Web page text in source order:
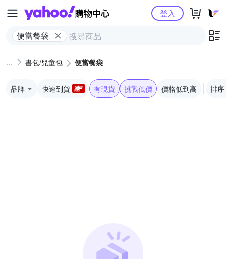
Yahoo購物中心
便當餐袋
登入
書包/兒童包 便當餐袋
品牌 快速到貨 有現貨 挑戰低價 價格低到高 排序